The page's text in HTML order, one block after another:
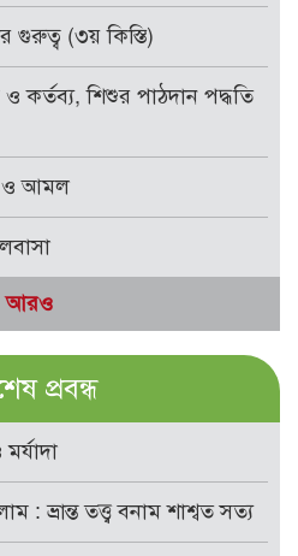
(৩য় কিস্তি)
কর্তব্য, শিশুর পাঠদান পদ্ধতি
ও আমল
আরও
প্রবন্ধ
: ভ্রান্ত তত্ত্ব বনাম শাশ্বত সত্য